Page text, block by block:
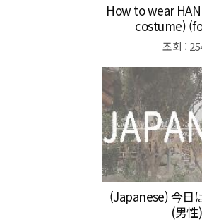
How to wear
costume)
조회 :
(Japanese) 今日
(男性)